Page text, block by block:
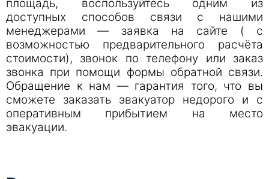
площадь, воспользуйтесь одним из
доступных способов связи с нашими
менеджерами — заявка на сайте ( с
возможностью предварительного расчёта
стоимости), звонок по телефону или заказ
звонка при помощи формы обратной связи.
Обращение к нам — гарантия того, что вы
сможете заказать эвакуатор недорого и с
оперативным прибытием на место
эвакуации.